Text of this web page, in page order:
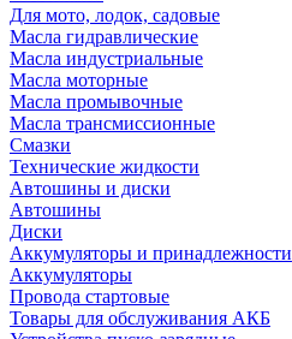
Для мото, лодок, садовые
Масла гидравлические
Масла индустриальные
Масла моторные
Масла промывочные
Масла трансмиссионные
Смазки
Технические жидкости
Автошины и диски
Автошины
Диски
Аккумуляторы и принадлежности
Аккумуляторы
Провода стартовые
Товары для обслуживания АКБ